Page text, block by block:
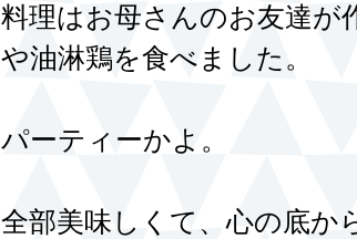
料理はお母さんのお友達が
や油淋鶏を食べました。
パーティーかよ。
全部美味しくて、心の底か